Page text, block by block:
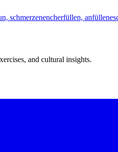
schmerzenencherfüllen, anfüllen
and cultural insights.